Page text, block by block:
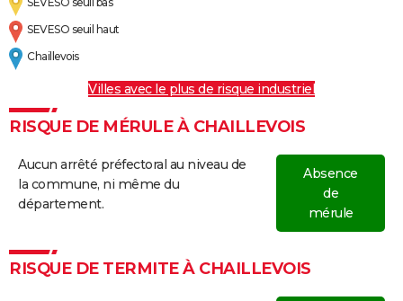
SEVESO seuil haut
Chaillevois
Villes avec le plus de risque industriel
RISQUE DE MÉRULE À CHAILLEVOIS
Aucun arrêté préfectoral au niveau de
la commune, ni même du
département.
Absence
de
mérule
RISQUE DE TERMITE À CHAILLEVOIS